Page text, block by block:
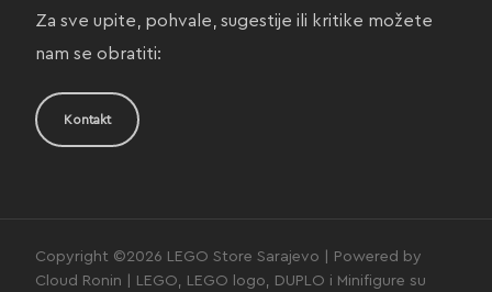
Za sve upite, pohvale, sugestije ili kritike možete
nam se obratiti:
Kontakt
Copyright ©2026 LEGO Store Sarajevo | Powered by
Cloud Ronin | LEGO, LEGO logo, DUPLO i Minifigure su